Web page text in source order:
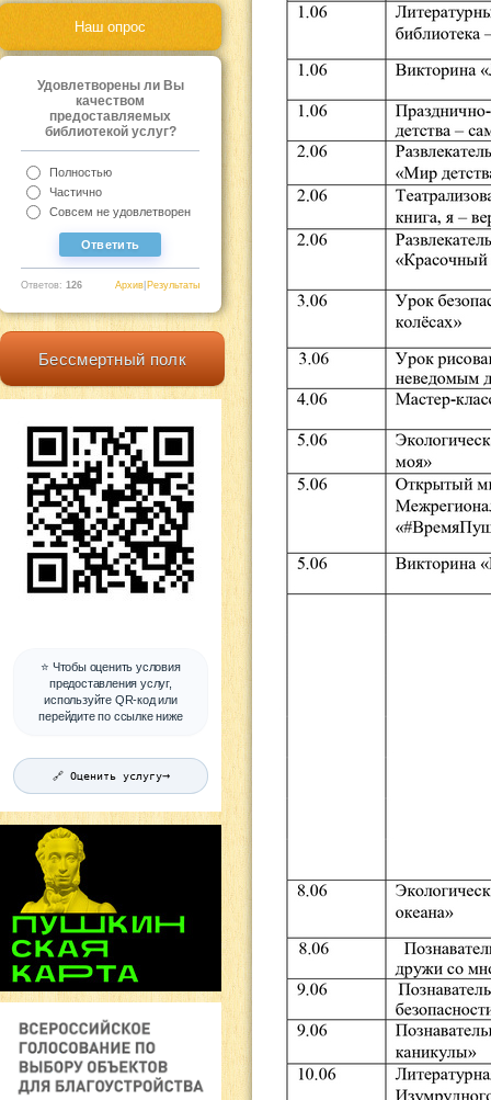
Наш опрос
Удовлетворены ли Вы
качеством
предоставляемых
библиотекой услуг?
Полностью
Частично
Совсем не удовлетворен
Ответов: 126 Результаты
Архив
Бессмертный полк
⭐ Чтобы оценить условия
предоставления услуг,
используйте QR-код или
перейдите по ссылке ниже
🔗 Оценить услугу→